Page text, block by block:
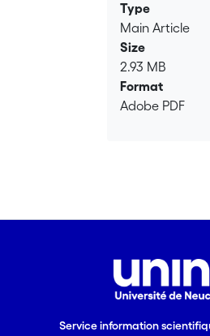
Type
Main Article
Size
2.93 MB
Format
Adobe PDF
Service information